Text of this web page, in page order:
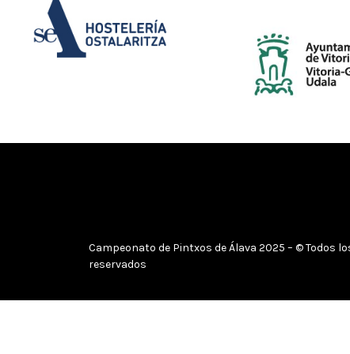
Campeonato de Pintxos de Álava 2025 – © Todos
reservados